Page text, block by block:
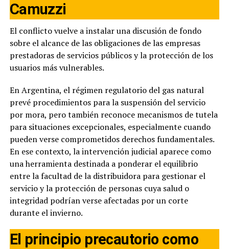
Camuzzi
El conflicto vuelve a instalar una discusión de fondo
sobre el alcance de las obligaciones de las empresas
prestadoras de servicios públicos y la protección de los
usuarios más vulnerables.
En Argentina, el régimen regulatorio del gas natural
prevé procedimientos para la suspensión del servicio
por mora, pero también reconoce mecanismos de tutela
para situaciones excepcionales, especialmente cuando
pueden verse comprometidos derechos fundamentales.
En ese contexto, la intervención judicial aparece como
una herramienta destinada a ponderar el equilibrio
entre la facultad de la distribuidora para gestionar el
servicio y la protección de personas cuya salud o
integridad podrían verse afectadas por un corte
durante el invierno.
El principio precautorio como